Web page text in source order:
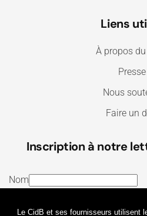
Le CidB et ses fournisseurs utilisent
Liens
À propos du
Presse
Nous
Faire un
Inscription à notre
Nom